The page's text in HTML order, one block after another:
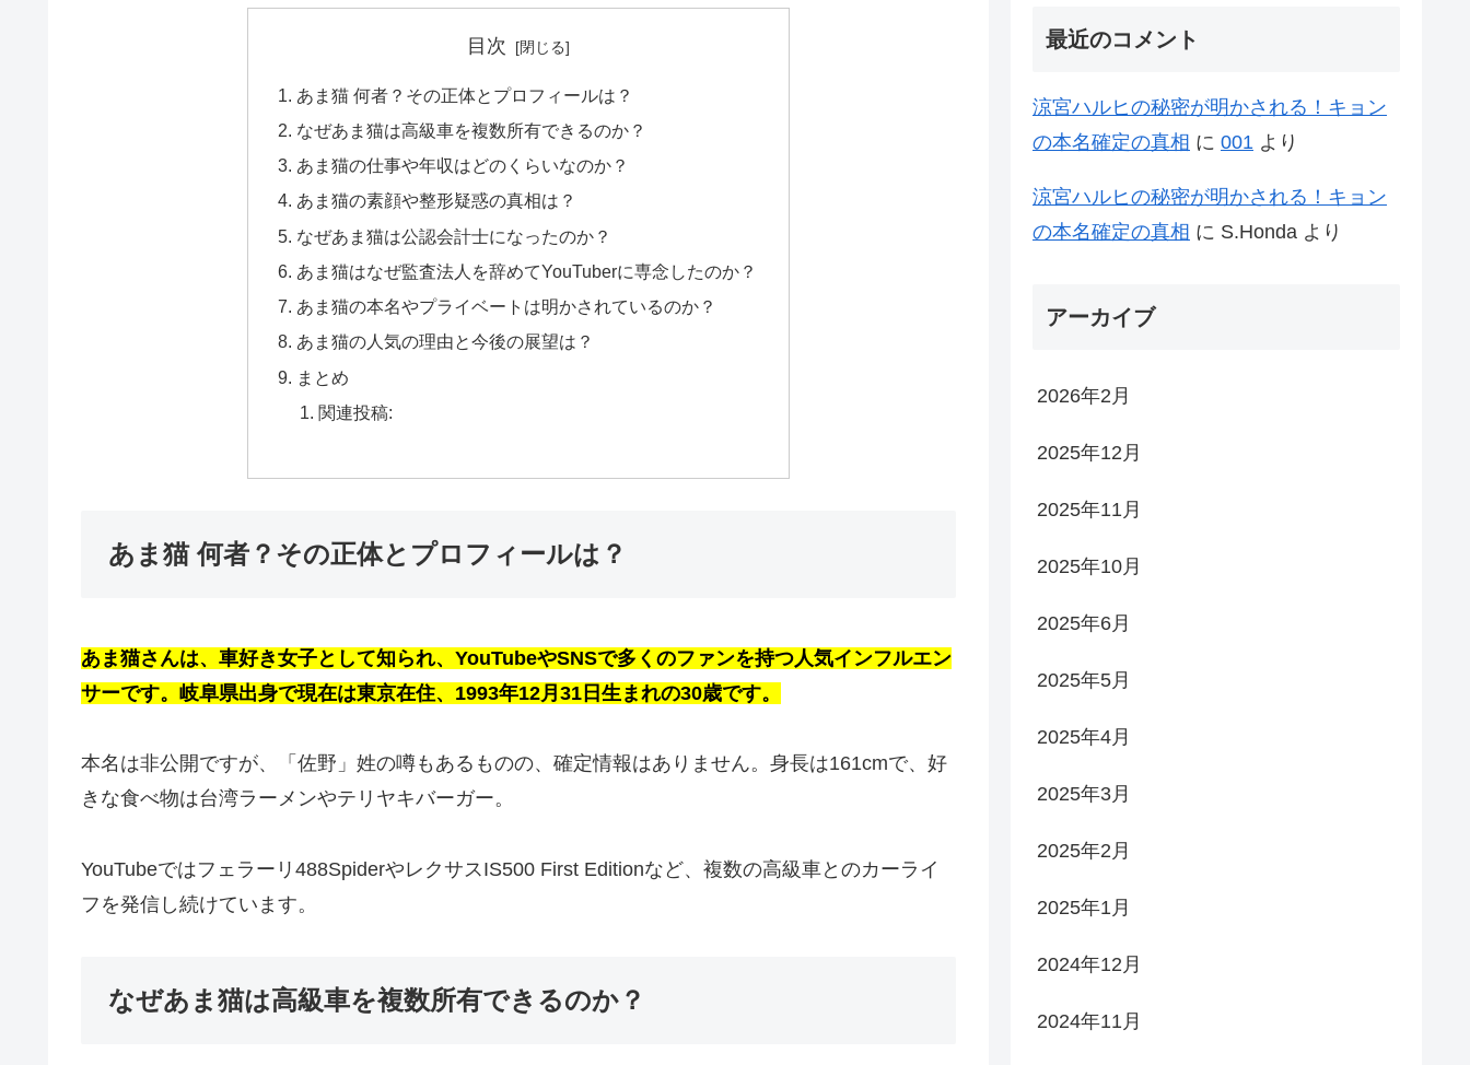
目次
あま猫 何者？その正体とプロフィールは？
なぜあま猫は高級車を複数所有できるのか？
あま猫の仕事や年収はどのくらいなのか？
あま猫の素顔や整形疑惑の真相は？
なぜあま猫は公認会計士になったのか？
あま猫はなぜ監査法人を辞めてYouTuberに専念したのか？
あま猫の本名やプライベートは明かされているのか？
あま猫の人気の理由と今後の展望は？
まとめ
関連投稿:
あま猫 何者？その正体とプロフィールは？
あま猫さんは、車好き女子として知られ、YouTubeやSNSで多くのファンを持つ人気インフルエン
サーです。岐阜県出身で現在は東京在住、1993年12月31日生まれの30歳です。
本名は非公開ですが、「佐野」姓の噂もあるものの、確定情報はありません。身長は161cmで、好
きな食べ物は台湾ラーメンやテリヤキバーガー。
YouTubeではフェラーリ488SpiderやレクサスIS500 First Editionなど、複数の高級車とのカーライ
フを発信し続けています。
なぜあま猫は高級車を複数所有できるのか？
最近のコメント
涼宮ハルヒの秘密が明かされる！キョン
の本名確定の真相 に 001 より
涼宮ハルヒの秘密が明かされる！キョン
の本名確定の真相 に S.Honda より
アーカイブ
2026年2月
2025年12月
2025年11月
2025年10月
2025年6月
2025年5月
2025年4月
2025年3月
2025年2月
2025年1月
2024年12月
2024年11月